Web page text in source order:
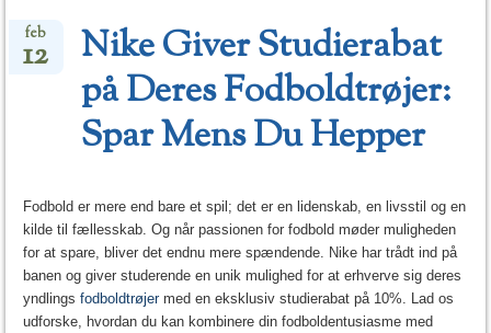
Nike Giver Studierabat
på Deres Fodboldtrøjer:
Spar Mens Du Hepper
feb
12
Fodbold er mere end bare et spil; det er en lidenskab, en livsstil og en
kilde til fællesskab. Og når passionen for fodbold møder muligheden
for at spare, bliver det endnu mere spændende. Nike har trådt ind på
banen og giver studerende en unik mulighed for at erhverve sig deres
yndlingsfodboldtrøjermed en eksklusiv studierabat på 10%. Lad os
udforske, hvordan du kan kombinere din fodboldentusiasme med